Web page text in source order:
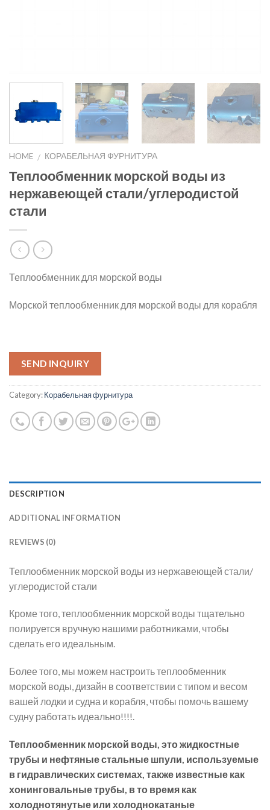
HOME / КОРАБЕЛЬНАЯ ФУРНИТУРА
Теплообменник морской воды из
нержавеющей стали/углеродистой
стали
Теплообменник для морской воды
Морской теплообменник для морской воды для корабля
SEND INQUIRY
Category:Корабельная фурнитура
DESCRIPTION
ADDITIONAL INFORMATION
REVIEWS (0)
Теплообменник морской воды из нержавеющей стали/
углеродистой стали
Кроме того, теплообменник морской воды тщательно
полируется вручную нашими работниками, чтобы
сделать его идеальным.
Более того, мы можем настроить теплообменник
морской воды, дизайн в соответствии с типом и весом
вашей лодки и судна и корабля, чтобы помочь вашему
судну работать идеально!!!!.
Теплообменник морской воды, это жидкостные
трубы и нефтяные стальные шпули, используемые
в гидравлических системах, также известные как
хонинговальные трубы, в то время как
холоднотянутые или холоднокатаные